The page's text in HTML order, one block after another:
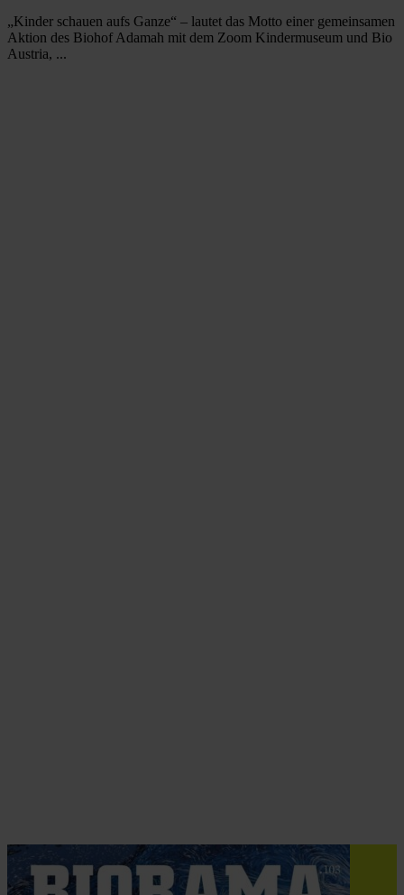
„Kinder schauen aufs Ganze“ – lautet das Motto einer gemeinsamen
Aktion des Biohof Adamah mit dem Zoom Kindermuseum und Bio
Austria, ...